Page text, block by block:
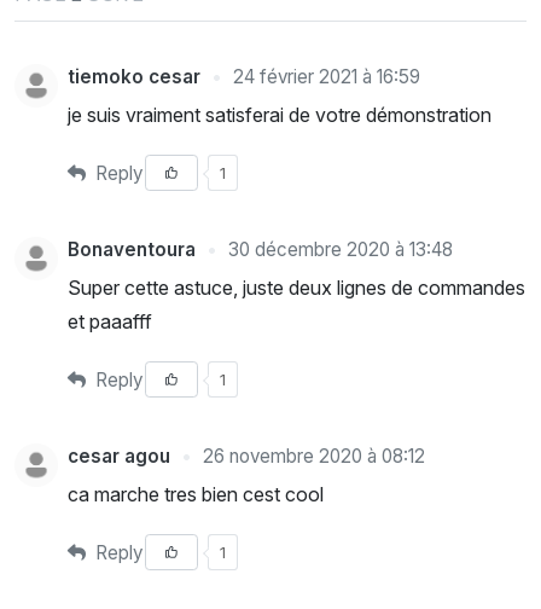
tiemoko cesar 24 février 2021 à 16:59
je suis vraiment satisferai de votre démonstration
Reply 1
Bonaventoura 30 décembre 2020 à 13:48
Super cette astuce, juste deux lignes de commandes
et paaafff
Reply 1
cesar agou 26 novembre 2020 à 08:12
ca marche tres bien cest cool
Reply 1